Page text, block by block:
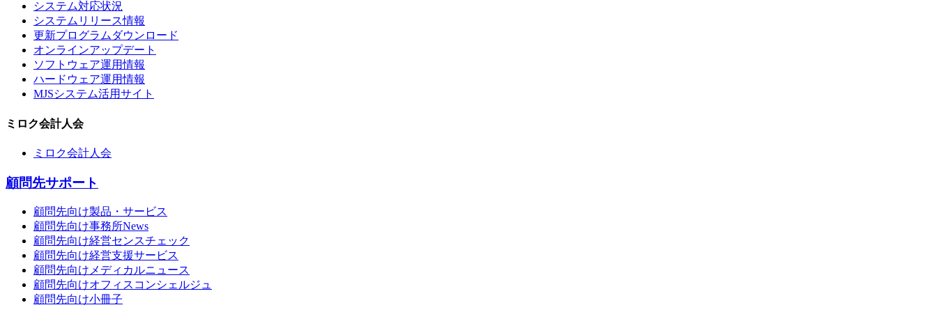
システム対応状況
システムリリース情報
更新プログラムダウンロード
オンラインアップデート
ソフトウェア運用情報
ハードウェア運用情報
MJSシステム活用サイト
ミロク会計人会
ミロク会計人会
顧問先サポート
顧問先向け製品・サービス
顧問先向け事務所News
顧問先向け経営センスチェック
顧問先向け経営支援サービス
顧問先向けメディカルニュース
顧問先向けオフィスコンシェルジュ
顧問先向け小冊子